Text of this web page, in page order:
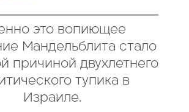
это вопиющее
Мандельблита стало
причиной двухлетнего
тупика в
Израиле.